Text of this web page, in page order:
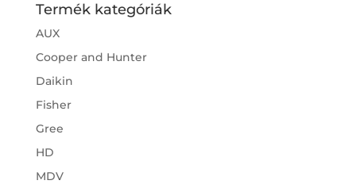
Termék kategóriák
AUX
Cooper and Hunter
Daikin
Fisher
Gree
HD
MDV